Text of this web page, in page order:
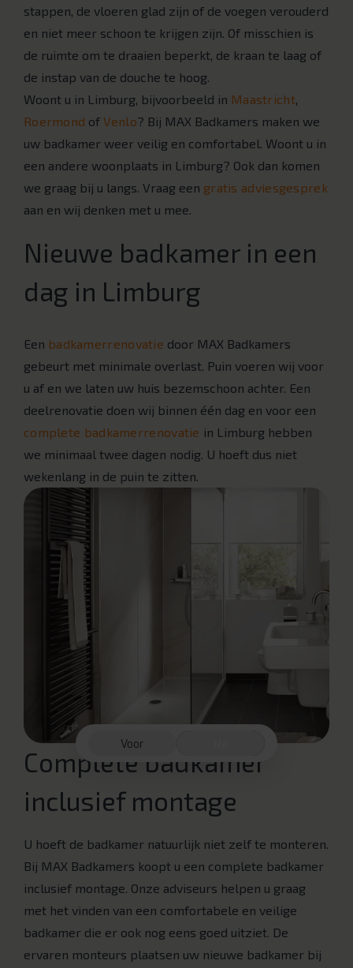
stappen, de vloeren glad zijn of de voegen verouderd
en niet meer schoon te krijgen zijn. Of misschien is
de ruimte om te draaien beperkt, de kraan te laag of
de instap van de douche te hoog.
Woont u in Limburg, bijvoorbeeld in Maastricht,
Roermond ofVenlo? Bij MAX Badkamers maken we
uw badkamer weer veilig en comfortabel. Woont u in
een andere woonplaats in Limburg? Ook dan komen
we graag bij u langs. Vraag een gratis adviesgesprek
aan en wij denken met u mee.
Nieuwe badkamer in een
dag in Limburg
Een badkamerrenovatie door MAX Badkamers
gebeurt met minimale overlast. Puin voeren wij voor
u af en we laten uw huis bezemschoon achter. Een
deelrenovatie doen wij binnen één dag en voor een
complete badkamerrenovatie in Limburg hebben
we minimaal twee dagen nodig. U hoeft dus niet
wekenlang in de puin te zitten.
Voor
Complete badkamer
inclusief montage
U hoeft de badkamer natuurlijk niet zelf te monteren.
Bij MAX Badkamers koopt u een complete badkamer
inclusief montage. Onze adviseurs helpen u graag
met het vinden van een comfortabele en veilige
badkamer die er ook nog eens goed uitziet. De
ervaren monteurs plaatsen uw nieuwe badkamer bij